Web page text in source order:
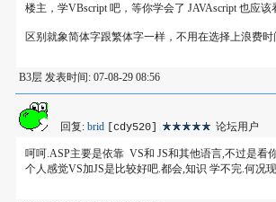
楼主，学VBscript 吧，等你学会了 JAVAscript 也应
区别就象简体字跟繁体字一样，不用在选择上浪费时
B3层 发表时间: 07-08-29 08:56
回复: brid [cdy520] 论坛用户
呵呵.ASP主要是依靠 VS和 JS和其他语言,不过是看
个人感觉VS加JS是比较好吧.都会,知识 学不完.何况